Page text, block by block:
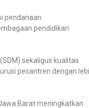
pendanaan
pendidikan
sekaligus kualitas
pesantren dengan
Barat meningkatkan